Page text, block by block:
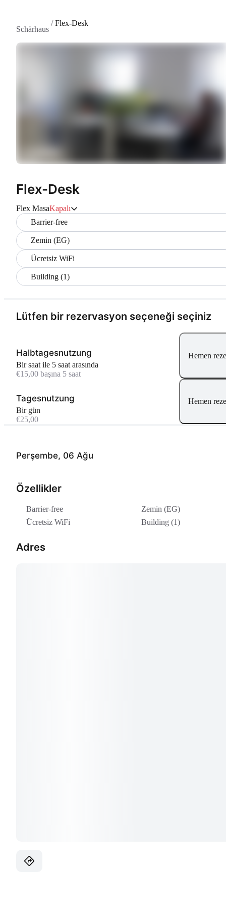
Schärhaus
/Flex-Desk
Flex-Desk
Flex MasaKapalı
Barrier-free
Zemin (EG)
Ücretsiz WiFi
Building (1)
Perşembe, 06 Ağu
Özellikler
Barrier-free
Zemin (EG)
Ücretsiz WiFi
Building (1)
Adres
Lütfen bir rezervasyon seçeneği seçiniz
Halbtagesnutzung
bir saat ile 5 saat arasında
€15,00 başına 5 saat
Hemen
Tagesnutzung
Bir gün
€25,00
Hemen